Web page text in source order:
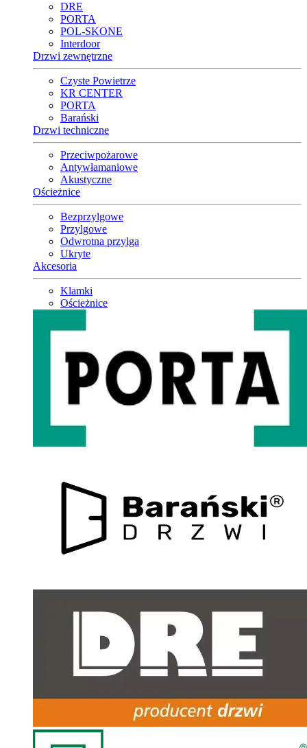
DRE
PORTA
POL-SKONE
Interdoor
Drzwi zewnętrzne
Czyste Powietrze
KR CENTER
PORTA
Barański
Drzwi techniczne
Przeciwpożarowe
Antywłamaniowe
Akustyczne
Ościeżnice
Bezprzylgowe
Przylgowe
Odwrotna przylga
Ukryte
Akcesoria
Klamki
Ościeżnice